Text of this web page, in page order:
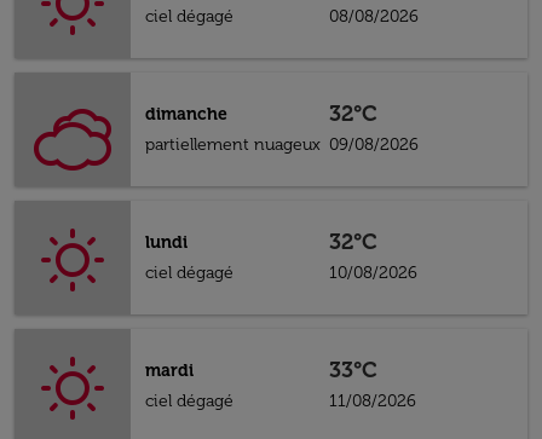
ciel dégagé
08/08/2026
dimanche
partiellement nuageux
32°C
09/08/2026
lundi
ciel dégagé
32°C
10/08/2026
mardi
ciel dégagé
33°C
11/08/2026